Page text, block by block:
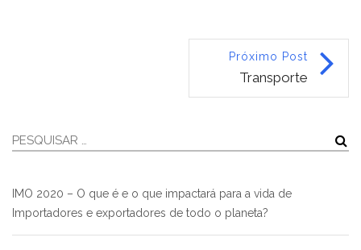
Próximo Post
Transporte
IMO 2020 – O que é e o que impactará para a vida de
Importadores e exportadores de todo o planeta?